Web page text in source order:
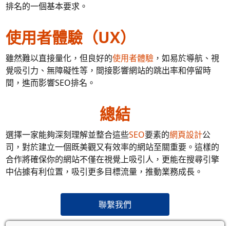
排名的一個基本要求。
使用者體驗（UX）
雖然難以直接量化，但良好的使用者體驗 ，如易於導航、視
覺吸引力、無障礙性等，間接影響網站的跳出率和停留時
間，進而影響SEO排名。
總結
選擇一家能夠深刻理解並整合這些SEO要素的網頁設計公
司，對於建立一個既美觀又有效率的網站至關重要。這樣的
合作將確保你的網站不僅在視覺上吸引人，更能在搜尋引擎
中佔據有利位置，吸引更多目標流量，推動業務成長。
聯繫我們